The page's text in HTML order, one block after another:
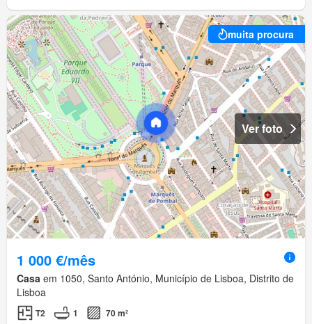
muita procura
Ver foto
1 000 €/mês
Casa em 1050, Santo António, Município de Lisboa, Distrito de
Lisboa
T2 1
70 m²